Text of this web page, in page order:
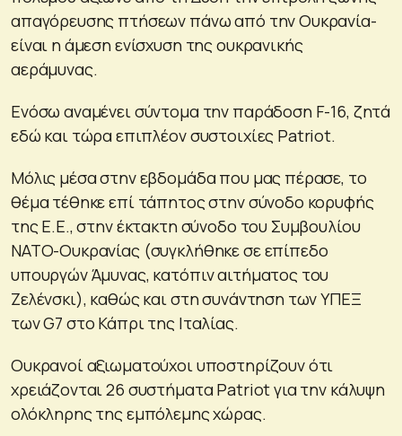
απαγόρευσης πτήσεων πάνω από την Ουκρανία-
είναι η άμεση ενίσχυση της ουκρανικής
αεράμυνας.
Ενόσω αναμένει σύντομα την παράδοση F-16, ζητά
εδώ και τώρα επιπλέον συστοιχίες Patriot.
Μόλις μέσα στην εβδομάδα που μας πέρασε, το
θέμα τέθηκε επί τάπητος στην σύνοδο κορυφής
της Ε.Ε., στην έκτακτη σύνοδο του Συμβουλίου
ΝΑΤΟ-Ουκρανίας (συγκλήθηκε σε επίπεδο
υπουργών Άμυνας, κατόπιν αιτήματος του
Ζελένσκι), καθώς και στη συνάντηση των ΥΠΕΞ
των G7 στο Κάπρι της Ιταλίας.
Ουκρανοί αξιωματούχοι υποστηρίζουν ότι
χρειάζονται 26 συστήματα Patriot για την κάλυψη
ολόκληρης της εμπόλεμης χώρας.